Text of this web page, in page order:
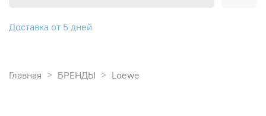
Доставка от 5 дней
Главная БРЕНДЫ Loewe